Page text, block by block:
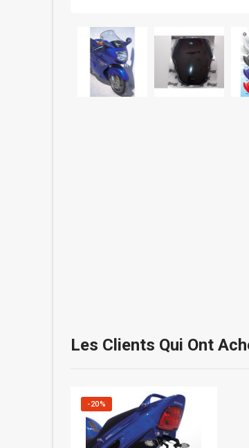
Les Clients Qui Ont
-20%